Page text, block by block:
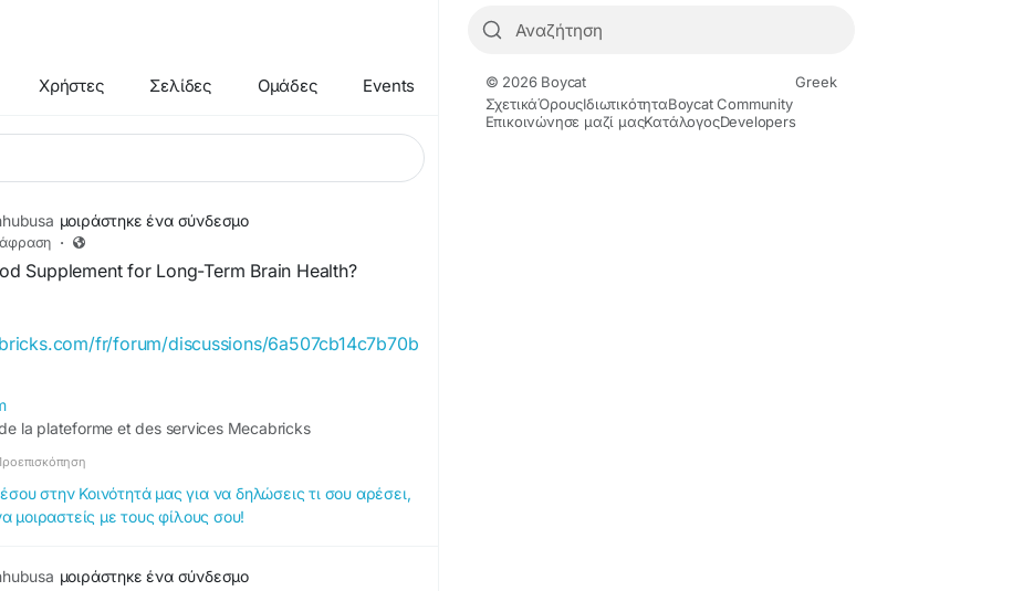
Χρήστες Σελίδες Ομάδες Events
μοιράστηκε ένα σύνδεσμο
·
Supplement for Long-Term Brain Health?
fr/forum/discussions/6a507cb14c7b70b
la plateforme et des services Mecabricks
στην Κοινότητά μας για να δηλώσεις τι σου αρέσει,
μοιραστείς με τους φίλους σου!
μοιράστηκε ένα σύνδεσμο
© 2026 Boycat
Greek
ΣχετικάΌρουςΙδιωτικότηταBoycat Community
Επικοινώνησε μαζί μαςΚατάλογοςDevelopers